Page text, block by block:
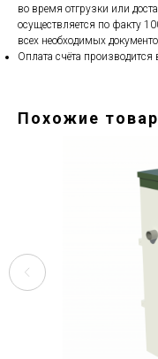
во время отгрузки или
осуществляется по факту
всех необходимых
Оплата счёта производится
Похожие